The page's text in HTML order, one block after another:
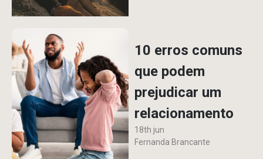
10 erros comuns
que podem
prejudicar um
relacionamento
18th jun
Fernanda Brancante